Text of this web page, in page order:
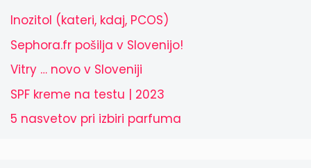
Inozitol (kateri, kdaj, PCOS)
Sephora.fr pošilja v Slovenijo!
Vitry … novo v Sloveniji
SPF kreme na testu | 2023
5 nasvetov pri izbiri parfuma